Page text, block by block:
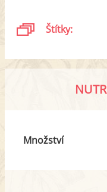
Štítky:
Množství